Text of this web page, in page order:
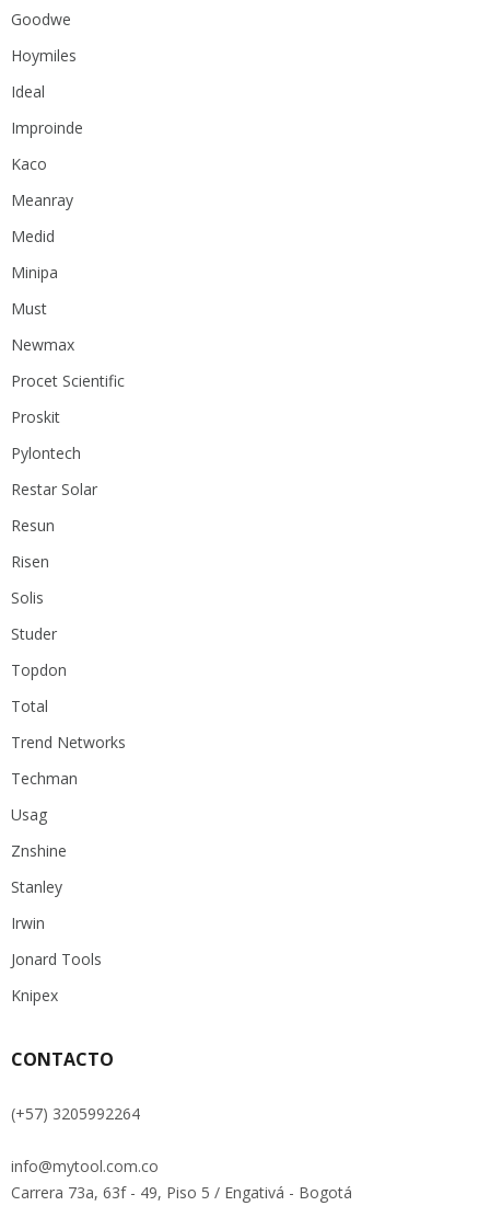
Goodwe
Hoymiles
Ideal
Improinde
Kaco
Meanray
Medid
Minipa
Must
Newmax
Procet Scientific
Proskit
Pylontech
Restar Solar
Resun
Risen
Solis
Studer
Topdon
Total
Trend Networks
Techman
Usag
Znshine
Stanley
Irwin
Jonard Tools
Knipex
CONTACTO
(+57) 3205992264
info@mytool.com.co
Carrera 73a, 63f - 49, Piso 5 / Engativá - Bogotá